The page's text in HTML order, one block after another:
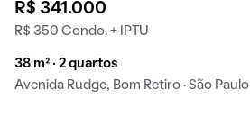
R$ 341.000
R$ 350 Condo. + IPTU
38 m² · 2 quartos
Avenida Rudge, Bom Retiro · São Paulo